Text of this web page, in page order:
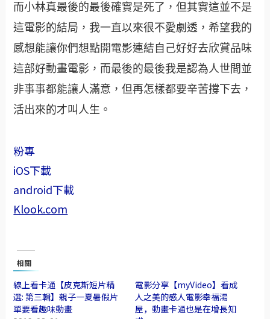
而小林真最後的最後確實是死了，但其實這並不是
這電影的結局，我一直以來很不愛劇透，希望我的
感想能讓你們想點開電影連結自己好好去欣賞品味
這部好動畫電影，而最後的最後我是認為人世間並
非事事都能讓人滿意，但再怎樣都要辛苦撐下去，
活出來的才叫人生。
粉專
iOS下載
android下載
Klook.com
相關
線上看卡通【皮克斯短片精
選: 第三輯】親子一夏暑假片
單要看趣味動畫
電影分享【myVideo】看成
人之美的感人電影幸福湯
屋，動畫卡通也是在增長知